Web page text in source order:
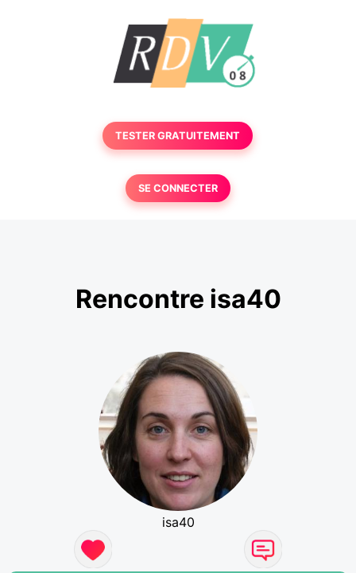
TESTER GRATUITEMENT
SE CONNECTER
Rencontre isa40
isa40